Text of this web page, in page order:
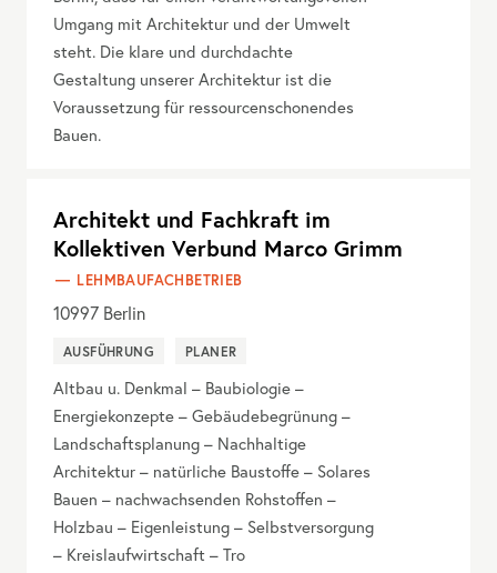
Umgang mit Architektur und der Umwelt
steht. Die klare und durchdachte
Gestaltung unserer Architektur ist die
Voraussetzung für ressourcenschonendes
Bauen.
Architekt und Fachkraft im
Kollektiven Verbund Marco Grimm
LEHMBAUFACHBETRIEB
10997 Berlin
AUSFÜHRUNG PLANER
Altbau u. Denkmal – Baubiologie –
Energiekonzepte – Gebäudebegrünung –
Landschaftsplanung – Nachhaltige
Architektur – natürliche Baustoffe – Solares
Bauen – nachwachsenden Rohstoffen –
Holzbau – Eigenleistung – Selbstversorgung
– Kreislaufwirtschaft – Tro